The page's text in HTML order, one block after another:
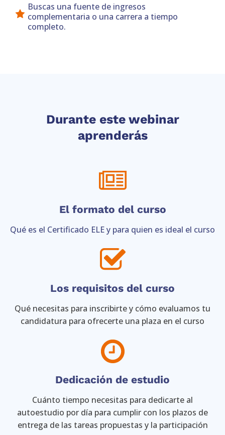
Buscas una fuente de ingresos
complementaria o una carrera a tiempo
completo.
Durante este webinar
aprenderás
El formato del curso
Qué es el Certificado ELE y para quien es ideal el curso
Los requisitos del curso
Qué necesitas para inscribirte y cómo evaluamos tu
candidatura para ofrecerte una plaza en el curso
Dedicación de estudio
Cuánto tiempo necesitas para dedicarte al
autoestudio por día para cumplir con los plazos de
entrega de las tareas propuestas y la participación